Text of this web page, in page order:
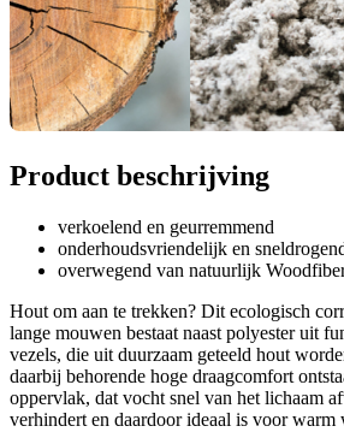
Product beschrijving
verkoelend en geurremmend
onderhoudsvriendelijk en
overwegend van natuurlijk
Hout om aan te trekken? Dit ecologisch
lange mouwen bestaat naast polyester uit
vezels, die uit duurzaam geteeld hout
daarbij behorende hoge draagcomfort
oppervlak, dat vocht snel van het lichaam
verhindert en daardoor ideaal is voor warm